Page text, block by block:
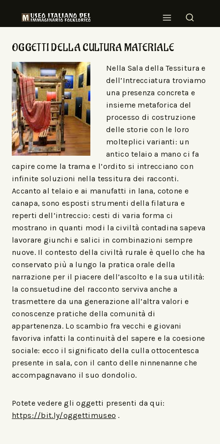
OGGETTI DELLA CULTURA MATERIALE
Nella Sala della Tessitura e
dell’Intrecciatura troviamo
una presenza concreta e
insieme metaforica del
processo di costruzione
delle storie con le loro
molteplici varianti: un
antico telaio a mano ci fa
capire come la trama e l’ordito si intrecciano con
infinite soluzioni nella tessitura dei racconti.
Accanto al telaio e ai manufatti in lana, cotone e
canapa, sono esposti strumenti della filatura e
reperti dell’intreccio: cesti di varia forma ci
mostrano in quanti modi la civiltà contadina sapeva
lavorare giunchi e salici in combinazioni sempre
nuove. Il contesto della civiltà rurale è quello che ha
conservato più a lungo la pratica orale della
narrazione per il piacere dell’ascolto e la sua utilità:
la consuetudine del racconto serviva anche a
trasmettere da una generazione all’altra valori e
conoscenze pratiche della comunità di
appartenenza. Lo scambio fra vecchi e giovani
favoriva infatti la continuità del sapere e la coesione
sociale: ecco il significato della culla ottocentesca
presente in sala, con il canto delle ninnenanne che
accompagnavano il suo dondolio.
Potete vedere gli oggetti presenti da qui:
https://bit.ly/oggettimuseo .